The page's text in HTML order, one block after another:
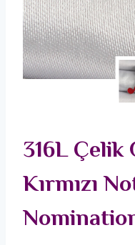
316L Çelik
Kırmızı